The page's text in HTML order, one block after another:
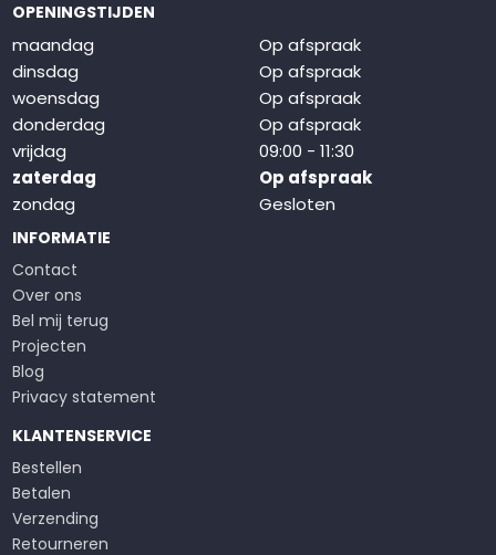
OPENINGSTIJDEN
maandag
Op afspraak
dinsdag
Op afspraak
woensdag
Op afspraak
donderdag
Op afspraak
vrijdag
09:00 - 11:30
zaterdag
Op afspraak
zondag
Gesloten
INFORMATIE
Contact
Over ons
Bel mij terug
Projecten
Blog
Privacy statement
KLANTENSERVICE
Bestellen
Betalen
Verzending
Retourneren